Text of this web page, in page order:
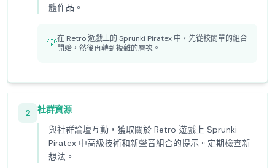
體作品。
💡在 Retro 遊戲上的 Sprunki Piratex 中，先從較簡單的組合
開始，然後再轉到複雜的層次。
2
社群資源
與社群論壇互動，獲取關於 Retro 遊戲上 Sprunki
Piratex 中高級技術和新聲音組合的提示。定期檢查新
想法。